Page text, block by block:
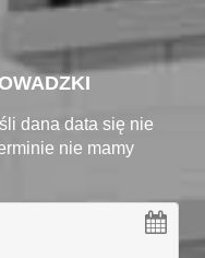
dana data się nie
nie mamy